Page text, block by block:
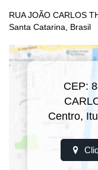
RUA JOÃO CARLOS
Santa Catarina, Brasil
CEP:
Centro,